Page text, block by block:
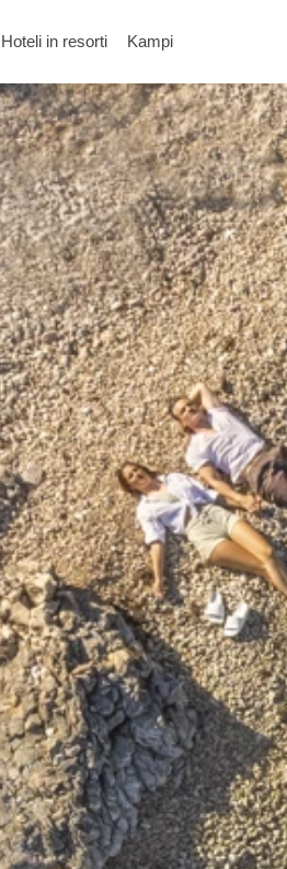
Hoteli in resorti Kampi
HR
in resorti
ponudbe
znamke
program